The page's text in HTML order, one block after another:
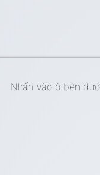
Nhấn vào ô bên